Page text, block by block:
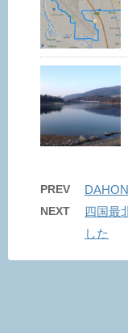
PREV
NEXT
四国最
した